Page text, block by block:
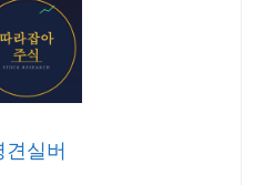
견실버